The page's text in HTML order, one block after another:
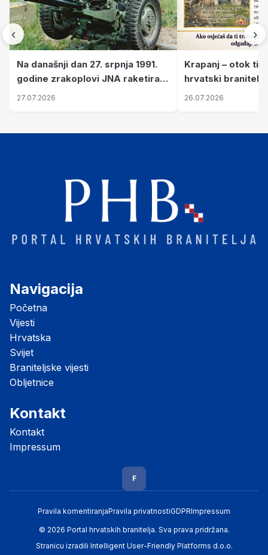
‹
Na današnji dan 27. srpnja 1991.
godine zrakoplovi JNA raketirali
su vojarnu i obučni centar "Nikola
27.07.2026
Krapanj – otok
hrvatski branitelji
pronalaze mir
26.07.2026
›
Navigacija
Početna
Vijesti
Hrvatska
Svijet
Braniteljske vijesti
Obljetnice
Kontakt
Kontakt
Impressum
F
Pravila komentiranjaPravila privatnostiGDPRImpressum
© 2026 Portal hrvatskih branitelja. Sva prava pridržana.
Stranicu izradili Intelligent User-Friendly Platforms d.o.o.